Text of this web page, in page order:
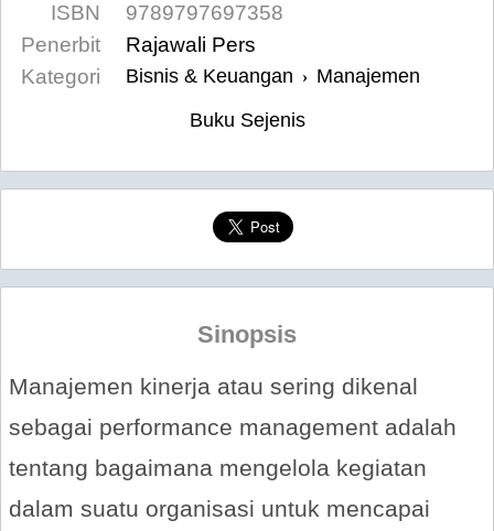
ISBN
9789797697358
Penerbit
Rajawali Pers
Kategori
Bisnis & Keuangan › Manajemen
Buku Sejenis
Sinopsis
Manajemen kinerja atau sering dikenal
sebagai performance management adalah
tentang bagaimana mengelola kegiatan
dalam suatu organisasi untuk mencapai